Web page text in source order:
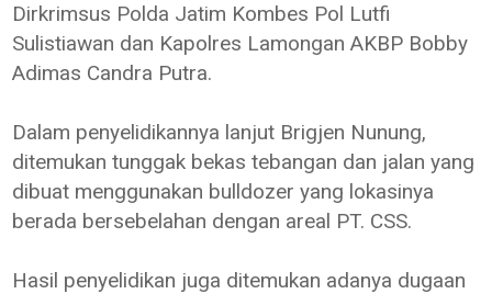
Dirkrimsus Polda Jatim Kombes Pol Lutfi
Sulistiawan dan Kapolres Lamongan AKBP Bobby
Adimas Candra Putra.
Dalam penyelidikannya lanjut Brigjen Nunung,
ditemukan tunggak bekas tebangan dan jalan yang
dibuat menggunakan bulldozer yang lokasinya
berada bersebelahan dengan areal PT. CSS.
Hasil penyelidikan juga ditemukan adanya dugaan